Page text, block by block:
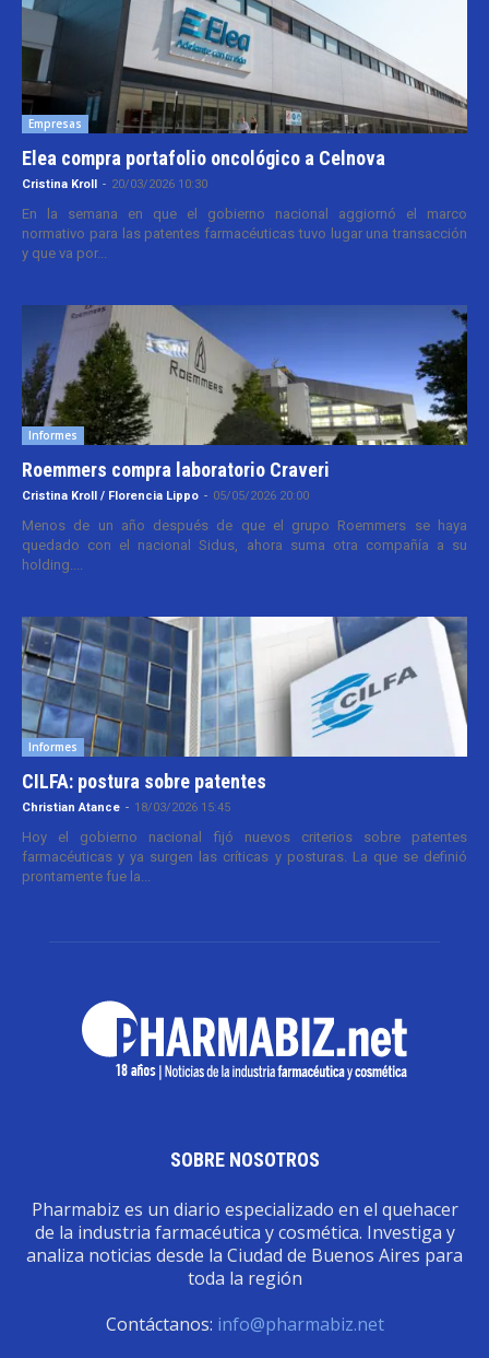
Empresas
Elea compra portafolio oncológico a Celnova
Cristina Kroll - 20/03/2026 10:30
En la semana en que el gobierno nacional aggiornó el marco
normativo para las patentes farmacéuticas tuvo lugar una transacción
y que va por...
Informes
Roemmers compra laboratorio Craveri
Cristina Kroll / Florencia Lippo - 05/05/2026 20:00
Menos de un año después de que el grupo Roemmers se haya
quedado con el nacional Sidus, ahora suma otra compañía a su
holding....
Informes
CILFA: postura sobre patentes
Christian Atance - 18/03/2026 15:45
Hoy el gobierno nacional fijó nuevos criterios sobre patentes
farmacéuticas y ya surgen las críticas y posturas. La que se definió
prontamente fue la...
SOBRE NOSOTROS
Pharmabiz es un diario especializado en el quehacer
de la industria farmacéutica y cosmética. Investiga y
analiza noticias desde la Ciudad de Buenos Aires para
toda la región
Contáctanos: info@pharmabiz.net